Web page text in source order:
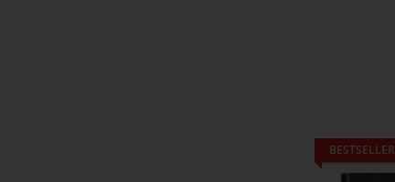
BESTSELLER